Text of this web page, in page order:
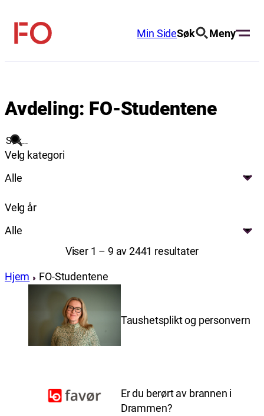
innhold
FO
Min SideSøk Meny
Avdeling: FO-Studentene
Søk
Velg kategori
Alle
Velg år
Alle
Viser 1 – 9 av 2441 resultater
Hjem FO-Studentene
Taushetsplikt og personvern
Er du berørt av brannen i
Drammen?